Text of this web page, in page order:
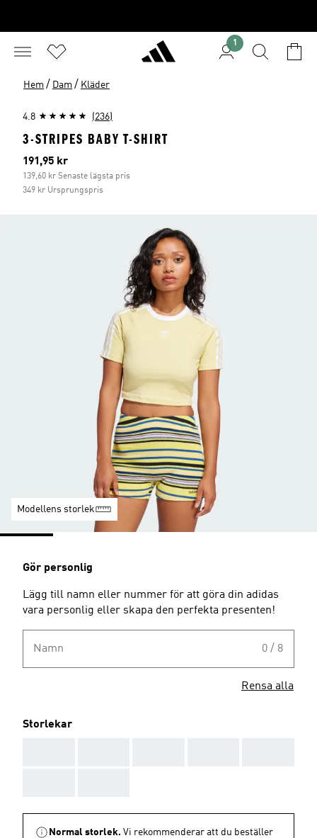
1
Hem / Dam / Kläder
4.8 (236)
3-STRIPES BABY T-SHIRT
Aktuellt pris
191,95 kr
139,60 kr Senaste lägsta pris
349 kr Ursprungspris
Modellens storlek
Gör personlig
Lägg till namn eller nummer för att göra din adidas
vara personlig eller skapa den perfekta presenten!
Namn 0 / 8
Rensa alla
Storlekar
Normal storlek. Vi rekommenderar att du beställer